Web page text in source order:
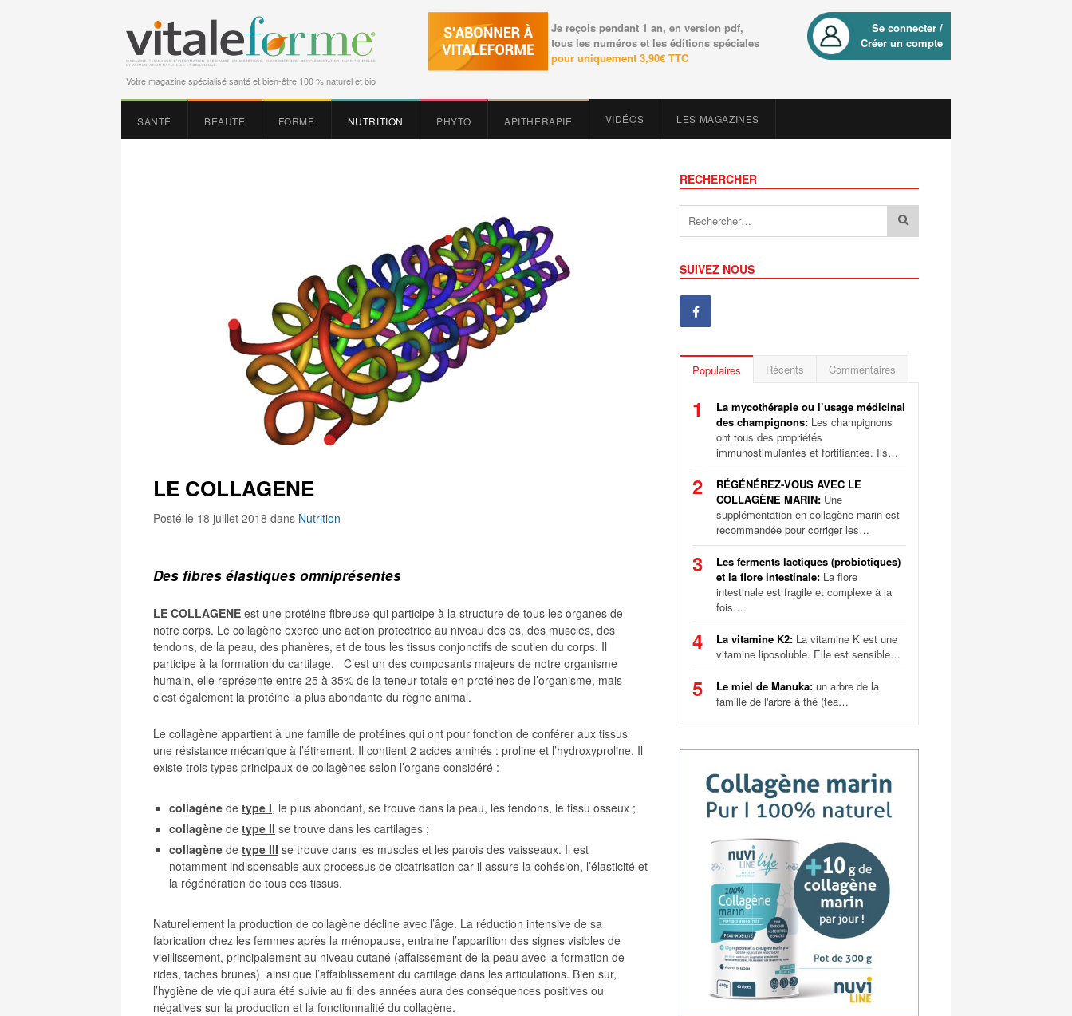
Votre magazine spécialisé santé et bien-être 100 % naturel et bio
Je reçois pendant 1 an, en version pdf,
tous les numéros et les éditions spéciales
pour uniquement 3,90€ TTC
Se connecter /
Créer un compte
SANTÉ BEAUTÉ FORME NUTRITION PHYTO APITHERAPIE VIDÉOS LES MAGAZINES
LE COLLAGENE
Posté le 18 juillet 2018 dans Nutrition
Des fibres élastiques omniprésentes
LE COLLAGENE est une protéine fibreuse qui participe à la structure de tous les organes de
notre corps. Le collagène exerce une action protectrice au niveau des os, des muscles, des
tendons, de la peau, des phanères, et de tous les tissus conjonctifs de soutien du corps. Il
participe à la formation du cartilage. C’est un des composants majeurs de notre organisme
humain, elle représente entre 25 à 35% de la teneur totale en protéines de l’organisme, mais
c’est également la protéine la plus abondante du règne animal.
Le collagène appartient à une famille de protéines qui ont pour fonction de conférer aux tissus
une résistance mécanique à l’étirement. Il contient 2 acides aminés : proline et l’hydroxyproline. Il
existe trois types principaux de collagènes selon l’organe considéré :
collagène de type I, le plus abondant, se trouve dans la peau, les tendons, le tissu osseux ;
collagène de type II se trouve dans les cartilages ;
collagène de type III se trouve dans les muscles et les parois des vaisseaux. Il est
notamment indispensable aux processus de cicatrisation car il assure la cohésion, l’élasticité et
la régénération de tous ces tissus.
Naturellement la production de collagène décline avec l’âge. La réduction intensive de sa
fabrication chez les femmes après la ménopause, entraine l’apparition des signes visibles de
vieillissement, principalement au niveau cutané (affaissement de la peau avec la formation de
rides, taches brunes) ainsi que l’affaiblissement du cartilage dans les articulations. Bien sur,
l’hygiène de vie qui aura été suivie au fil des années aura des conséquences positives ou
négatives sur la production et la fonctionnalité du collagène.
RECHERCHER
SUIVEZ NOUS
Populaires Récents Commentaires
1
La mycothérapie ou l’usage médicinal
des champignons: Les champignons
ont tous des propriétés
immunostimulantes et fortifiantes. Ils…
2
RÉGÉNÉREZ-VOUS AVEC LE
COLLAGÈNE MARIN: Une
supplémentation en collagène marin est
recommandée pour corriger les…
3
Les ferments lactiques (probiotiques)
et la flore intestinale: La flore
intestinale est fragile et complexe à la
fois.…
4 La vitamine K2: La vitamine K est une
vitamine liposoluble. Elle est sensible…
5 Le miel de Manuka: un arbre de la
famille de l'arbre à thé (tea…